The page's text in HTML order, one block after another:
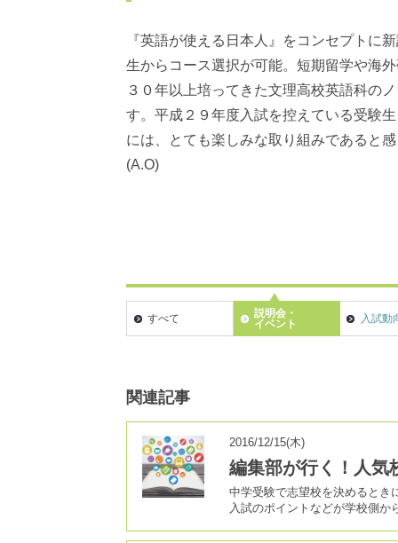
『英語が使える日本人』をコンセプトに
生からコース選択が可能。短期留学や海
３０年以上培ってきた文理高校英語科の
す。平成２９年度入試を控えている受験
には、とても楽しみな取り組みであると
(A.O)
すべて
説明会・
イベント
入試動
関連記事
2016/12/15(木)
編集部が行く！人気
中学受験で志望校を決めるとき
入試のポイントなどが学校側